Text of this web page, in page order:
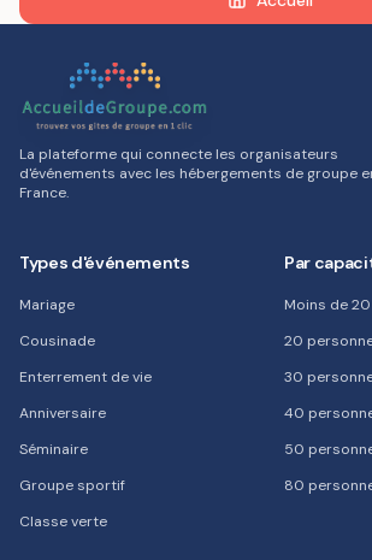
La plateforme qui connecte les organisateurs
d'événements avec les hébergements de groupe
France.
Types d'événements
Mariage
Cousinade
Enterrement de vie
Anniversaire
Séminaire
Groupe sportif
Classe verte
Par
Moins de
20
30
40
50
80